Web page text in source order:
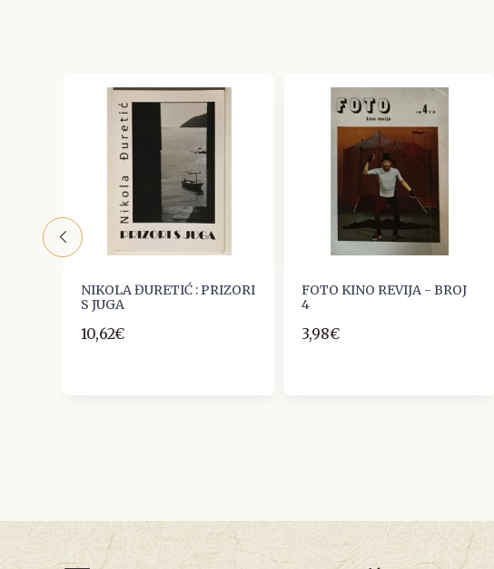
NIKOLA ĐURETIĆ : PRIZORI
S JUGA
10,62€
FOTO KINO REVIJA - BROJ
4
3,98€